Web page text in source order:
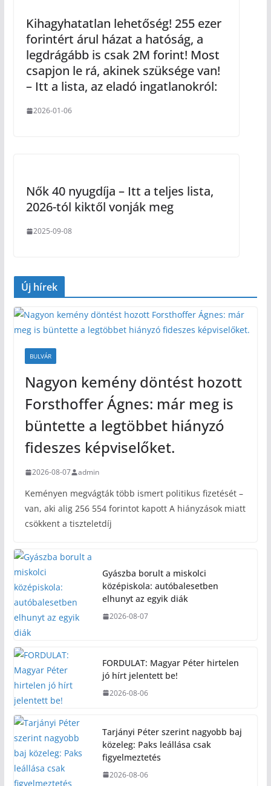
Kihagyhatatlan lehetőség! 255 ezer
forintért árul házat a hatóság, a
legdrágább is csak 2M forint! Most
csapjon le rá, akinek szüksége van!
– Itt a lista, az eladó ingatlanokról:
2026-01-06
Nők 40 nyugdíja – Itt a teljes lista,
2026-tól kiktől vonják meg
2025-09-08
Új hírek
BULVÁR
Nagyon kemény döntést hozott
Forsthoffer Ágnes: már meg is
büntette a legtöbbet hiányzó
fideszes képviselőket.
2026-08-07 admin
Keményen megvágták több ismert politikus fizetését –
van, aki alig 256 554 forintot kapott A hiányzások miatt
csökkent a tiszteletdíj
Gyászba borult a miskolci
középiskola: autóbalesetben
elhunyt az egyik diák
2026-08-07
FORDULAT: Magyar Péter hirtelen
jó hírt jelentett be!
2026-08-06
Tarjányi Péter szerint nagyobb baj
közeleg: Paks leállása csak
figyelmeztetés
2026-08-06